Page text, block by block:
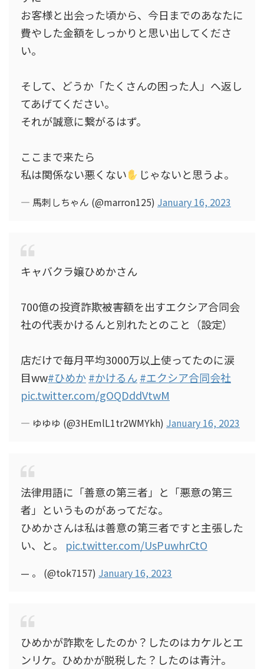
お客様と出会った頃から、今日までのあなたに
費やした金額をしっかりと思い出してくださ
い。
そして、どうか「たくさんの困った人」へ返し
てあげてください。
それが誠意に繋がるはず。
ここまで来たら
私は関係ない悪くない
じゃないと思うよ。
— 馬刺しちゃん (@marron125) January 16, 2023
キャバクラ嬢ひめかさん
700億の投資詐欺被害額を出すエクシア合同会
社の代表かけるんと別れたとのこと（設定）
店だけで毎月平均3000万以上使ってたのに涙
目ww#ひめか#かけるん#エクシア合同会社
pic.twitter.com/gOQDddVtwM
— ゆゆゆ (@3HEmlL1tr2WMYkh) January 16, 2023
法律用語に「善意の第三者」と「悪意の第三
者」というものがあってだな。
ひめかさんは私は善意の第三者ですと主張した
い、と。 pic.twitter.com/UsPuwhrCtO
— 。 (@tok7157) January 16, 2023
ひめかが詐欺をしたのか？したのはカケルとエ
ンリケ。ひめかが脱税した？したのは青汁。